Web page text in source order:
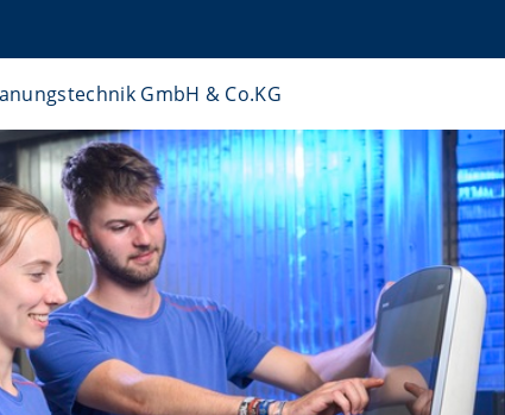
GmbH & Co.KG